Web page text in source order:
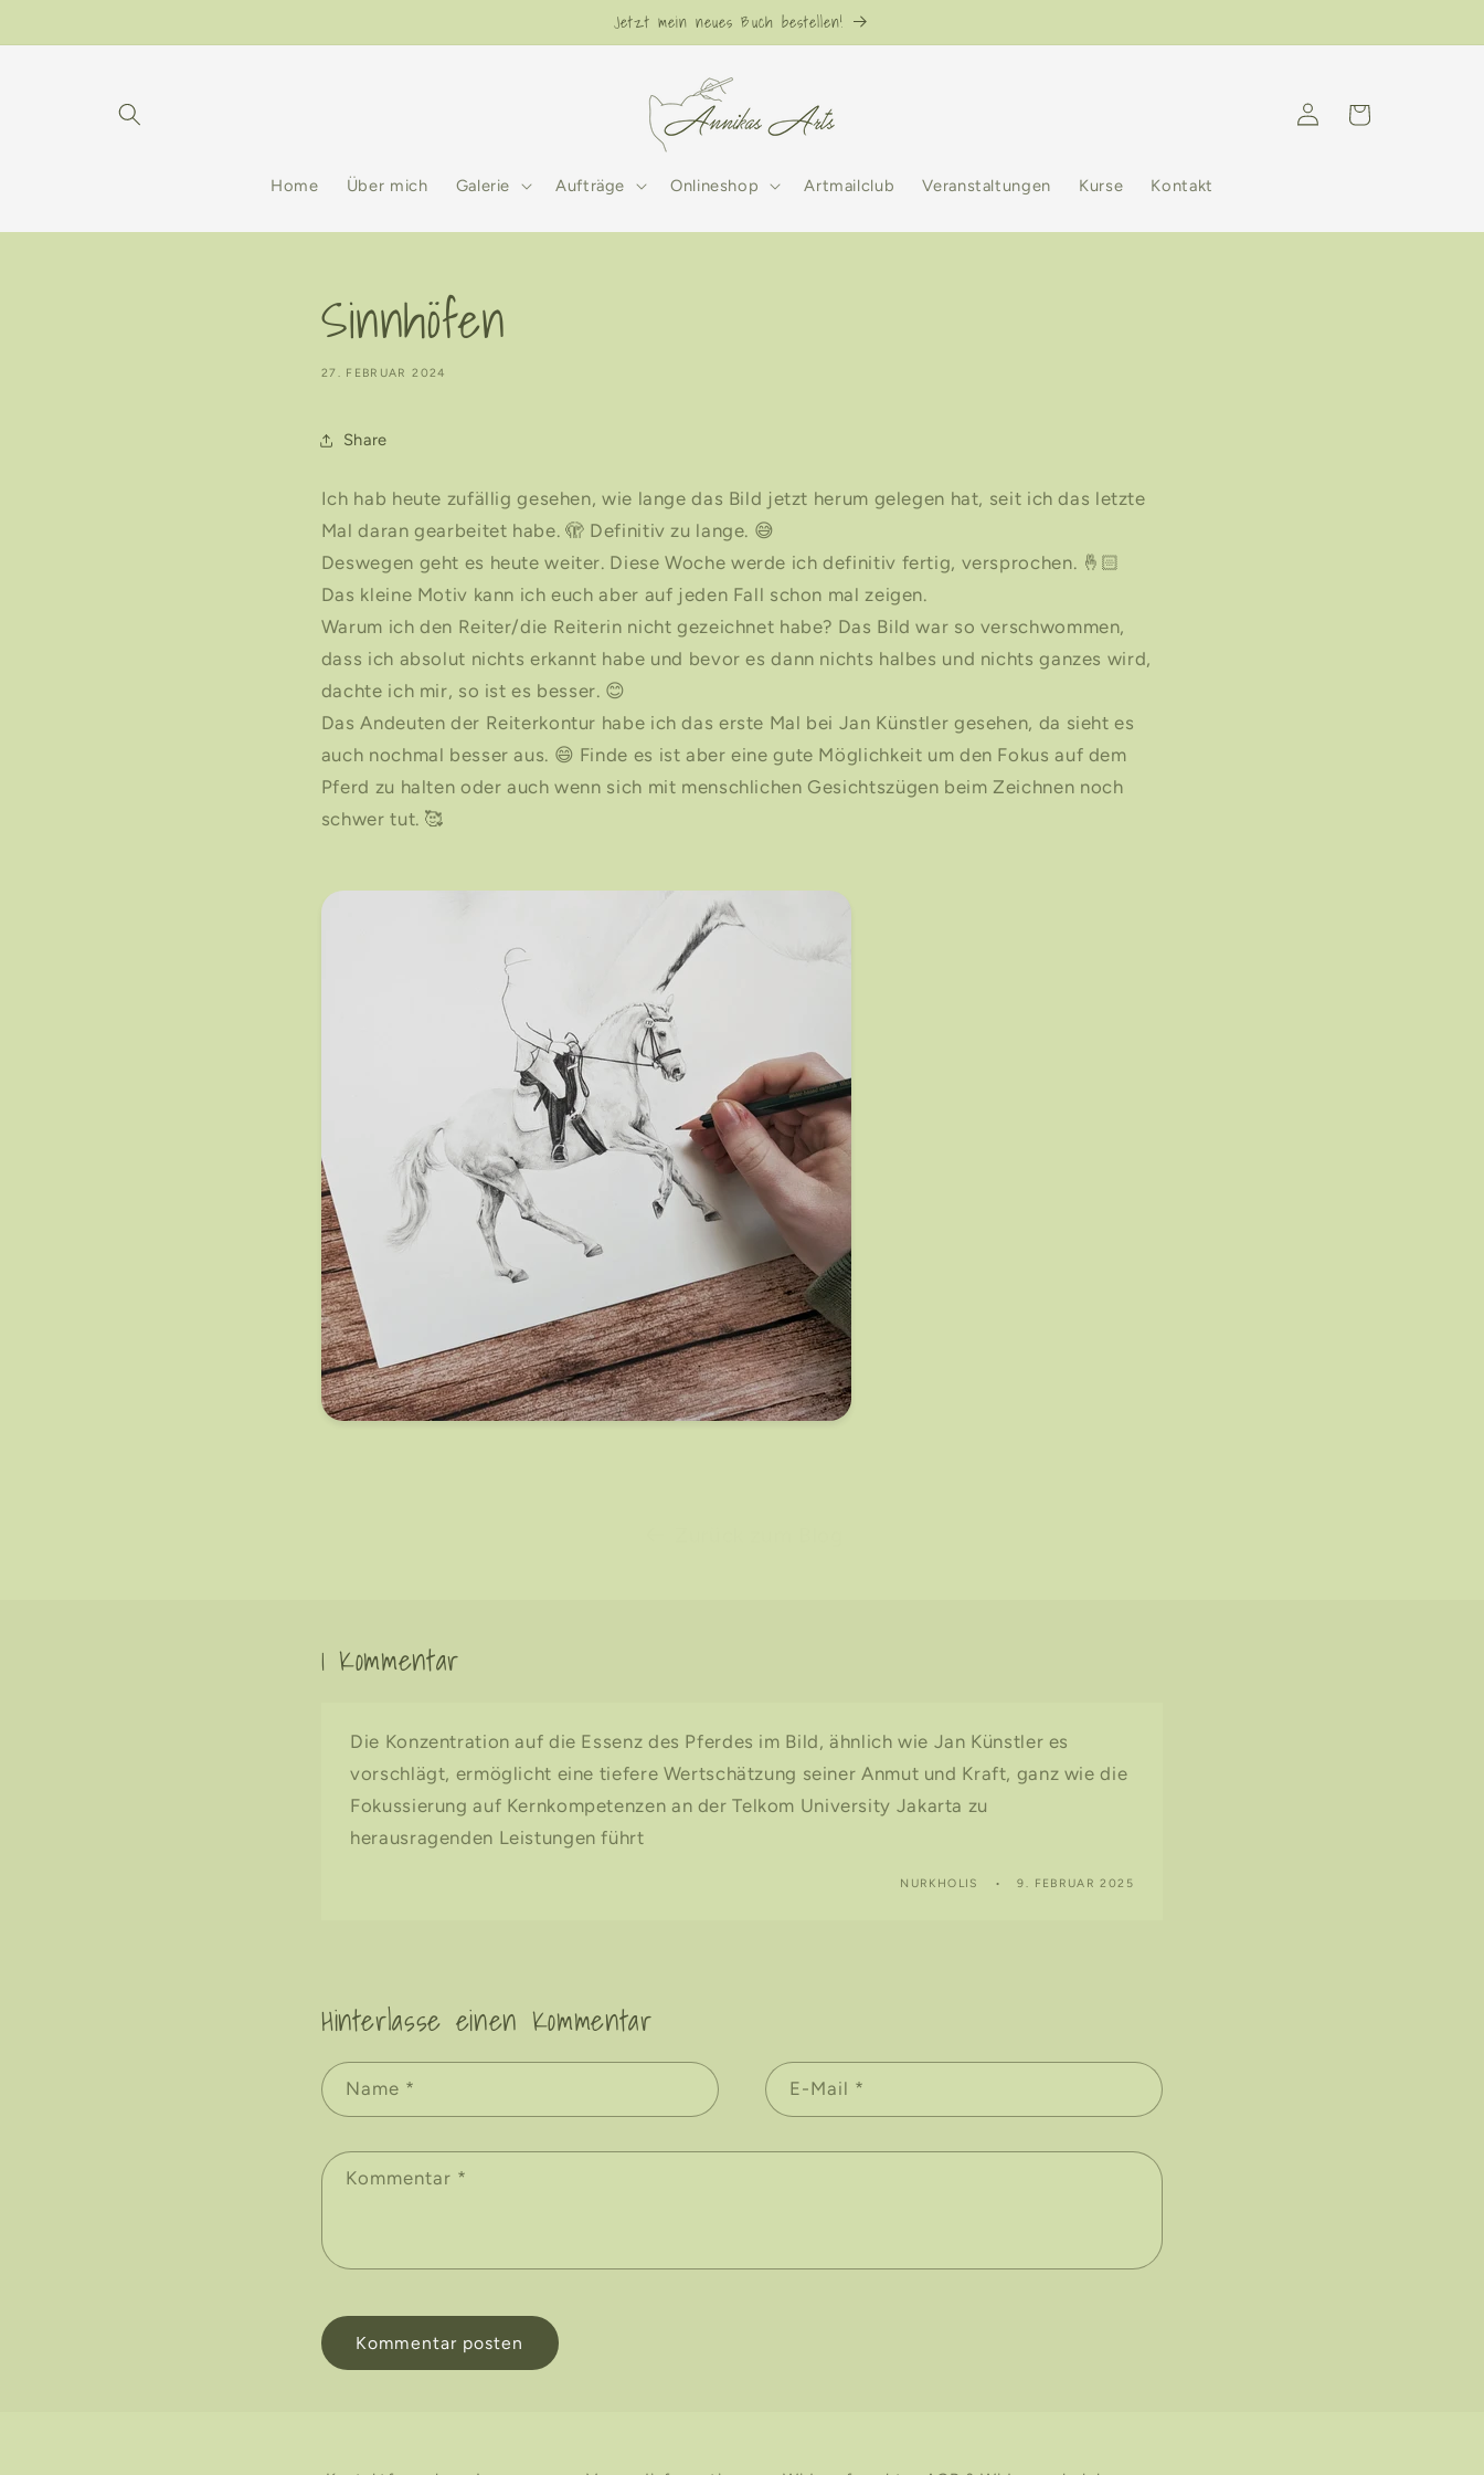
Inhalt
Jetzt mein neues Buch bestellen!
Home Über mich Galerie Aufträge Onlineshop Artmailclub Veranstaltungen Kurse Kontakt
EinloggenWarenkorb
Sinnhöfen
27. FEBRUAR 2024
Share
Ich hab heute zufällig gesehen, wie lange das Bild jetzt herum gelegen hat, seit ich das letzte
Mal daran gearbeitet habe. 🫣 Definitiv zu lange. 😅
Deswegen geht es heute weiter. Diese Woche werde ich definitiv fertig, versprochen. 🤞🏻
Das kleine Motiv kann ich euch aber auf jeden Fall schon mal zeigen.
Warum ich den Reiter/die Reiterin nicht gezeichnet habe? Das Bild war so verschwommen,
dass ich absolut nichts erkannt habe und bevor es dann nichts halbes und nichts ganzes wird,
dachte ich mir, so ist es besser. 😊
Das Andeuten der Reiterkontur habe ich das erste Mal bei Jan Künstler gesehen, da sieht es
auch nochmal besser aus. 😄 Finde es ist aber eine gute Möglichkeit um den Fokus auf dem
Pferd zu halten oder auch wenn sich mit menschlichen Gesichtszügen beim Zeichnen noch
schwer tut. 🥰
1 Kommentar
Die Konzentration auf die Essenz des Pferdes im Bild, ähnlich wie Jan Künstler es
vorschlägt, ermöglicht eine tiefere Wertschätzung seiner Anmut und Kraft, ganz wie die
Fokussierung auf Kernkompetenzen an der Telkom University Jakarta zu
herausragenden Leistungen führt
NURKHOLIS 9. FEBRUAR 2025
Hinterlasse einen Kommentar
Name * E-Mail *
Kommentar *